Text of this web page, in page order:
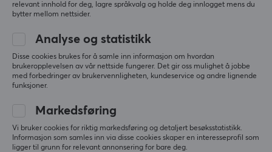
iPhone 16 Pro Max
Mobildeksel - Rosa
219 kr
iPhone 15 Pro
Mobildeksel - Grønn
219 kr
relevant innhold for deg, lagre språkvalg og holde deg innlogget mens du
bytter mellom nettsider.
Analyse og statistikk
Disse cookies brukes for å samle inn informasjon om hvordan
brukeropplevelsen av vår nettside fungerer. Det gir oss mulighet å jobbe
med forbedringer av brukervennligheten, kundeservice og andre lignende
funksjoner.
Markedsføring
Vi bruker cookies for riktig markedsføring og detaljert besøksstatistikk.
Informasjon som samles inn via disse cookies skaper en interesseprofil som
ligger til grunn for relevant annonsering for bare deg.